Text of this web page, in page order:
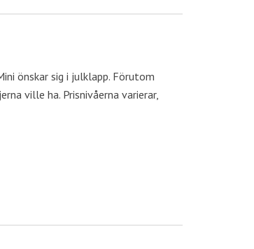
önskar sig i julklapp. Förutom
ville ha. Prisnivåerna varierar,